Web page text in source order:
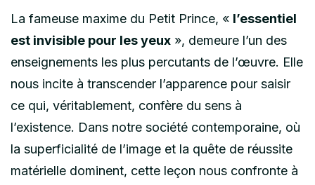
La fameuse maxime du Petit Prince, « l’essentiel
est invisible pour les yeux », demeure l’un des
enseignements les plus percutants de l’œuvre. Elle
nous incite à transcender l’apparence pour saisir
ce qui, véritablement, confère du sens à
l’existence. Dans notre société contemporaine, où
la superficialité de l’image et la quête de réussite
matérielle dominent, cette leçon nous confronte à